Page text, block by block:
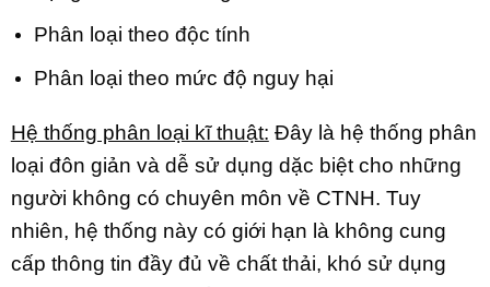
Phân loại theo độc tính
Phân loại theo mức độ nguy hại
Hệ thống phân loại kĩ thuật: Đây là hệ thống phân
loại đôn giản và dễ sử dụng dặc biệt cho những
người không có chuyên môn về CTNH. Tuy
nhiên, hệ thống này có giới hạn là không cung
cấp thông tin đầy đủ về chất thải, khó sử dụng